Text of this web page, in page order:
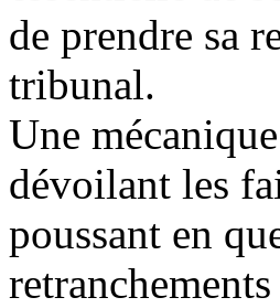
de prendre sa
tribunal.
Une
dévoilant les
poussant en